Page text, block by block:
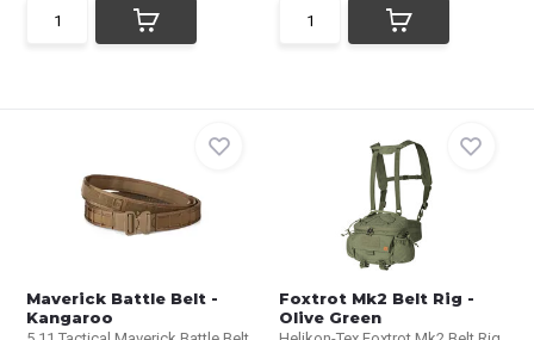
Maverick Battle Belt -
Kangaroo
Foxtrot Mk2 Belt Rig -
Olive Green